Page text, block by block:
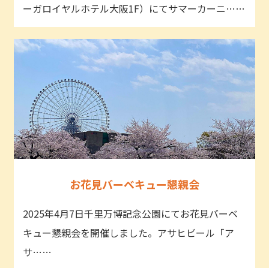
ーガロイヤルホテル大阪1F）にてサマーカーニ……
お花見バーベキュー懇親会
2025年4月7日千里万博記念公園にてお花見バーベ
キュー懇親会を開催しました。アサヒビール「ア
サ……